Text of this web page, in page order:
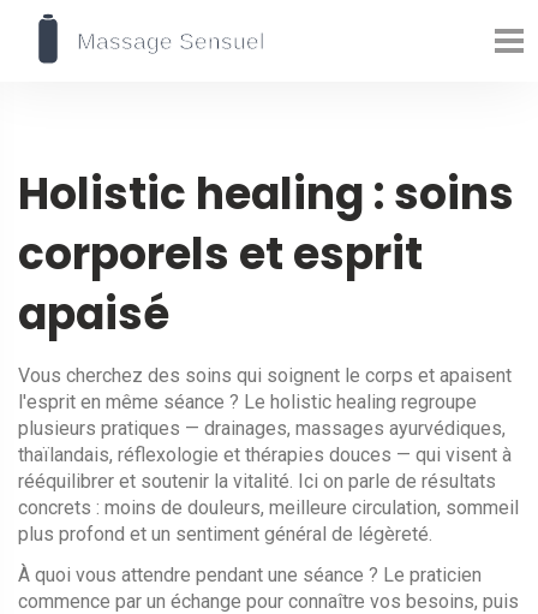
Holistic healing : soins
corporels et esprit
apaisé
Vous cherchez des soins qui soignent le corps et apaisent
l'esprit en même séance ? Le holistic healing regroupe
plusieurs pratiques — drainages, massages ayurvédiques,
thaïlandais, réflexologie et thérapies douces — qui visent à
rééquilibrer et soutenir la vitalité. Ici on parle de résultats
concrets : moins de douleurs, meilleure circulation, sommeil
plus profond et un sentiment général de légèreté.
À quoi vous attendre pendant une séance ? Le praticien
commence par un échange pour connaître vos besoins, puis